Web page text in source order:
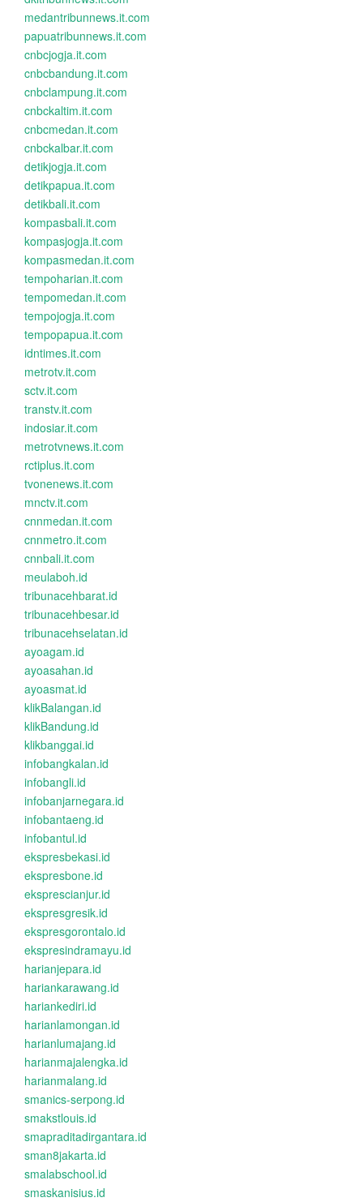
medantribunnews.it.com
papuatribunnews.it.com
cnbcjogja.it.com
cnbcbandung.it.com
cnbclampung.it.com
cnbckaltim.it.com
cnbcmedan.it.com
cnbckalbar.it.com
detikjogja.it.com
detikpapua.it.com
detikbali.it.com
kompasbali.it.com
kompasjogja.it.com
kompasmedan.it.com
tempoharian.it.com
tempomedan.it.com
tempojogja.it.com
tempopapua.it.com
idntimes.it.com
metrotv.it.com
sctv.it.com
transtv.it.com
indosiar.it.com
metrotvnews.it.com
rctiplus.it.com
tvonenews.it.com
mnctv.it.com
cnnmedan.it.com
cnnmetro.it.com
cnnbali.it.com
meulaboh.id
tribunacehbarat.id
tribunacehbesar.id
tribunacehselatan.id
ayoagam.id
ayoasahan.id
ayoasmat.id
klikBalangan.id
klikBandung.id
klikbanggai.id
infobangkalan.id
infobangli.id
infobanjarnegara.id
infobantaeng.id
infobantul.id
ekspresbekasi.id
ekspresbone.id
eksprescianjur.id
ekspresgresik.id
ekspresgorontalo.id
ekspresindramayu.id
harianjepara.id
hariankarawang.id
hariankediri.id
harianlamongan.id
harianlumajang.id
harianmajalengka.id
harianmalang.id
smanics-serpong.id
smakstlouis.id
smapraditadirgantara.id
sman8jakarta.id
smalabschool.id
smaskanisius.id